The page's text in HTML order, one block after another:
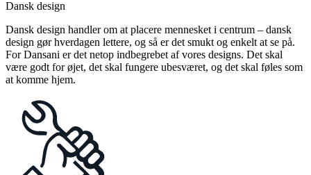
Dansk design
Dansk design handler om at placere mennesket i centrum – dansk
design gør hverdagen lettere, og så er det smukt og enkelt at se på.
For Dansani er det netop indbegrebet af vores designs. Det skal
være godt for øjet, det skal fungere ubesværet, og det skal føles som
at komme hjem.